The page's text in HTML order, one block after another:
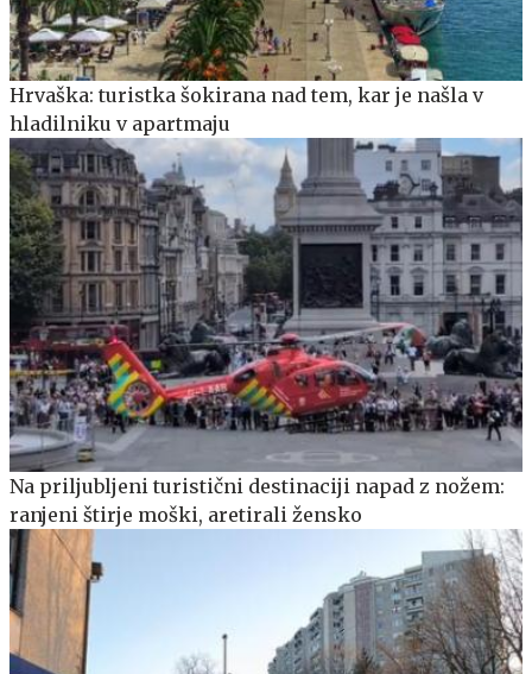
Hrvaška: turistka šokirana nad tem, kar je našla v
hladilniku v apartmaju
Na priljubljeni turistični destinaciji napad z nožem:
ranjeni štirje moški, aretirali žensko